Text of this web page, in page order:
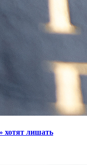
хотят лишать